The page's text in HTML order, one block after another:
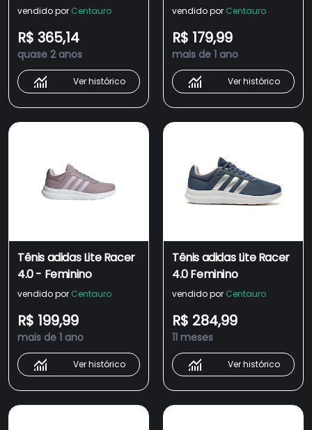
vendido por Centauro
R$ 365,14
quase 2 anos
Ver histórico
vendido por Centauro
R$ 179,99
mais de 1 ano
Ver histórico
Tênis adidas Lite Racer
4.0 - Feminino
vendido por Centauro
R$ 199,99
mais de 1 ano
Ver histórico
Tênis adidas Lite Racer
4.0 Feminino
vendido por Centauro
R$ 284,99
11 meses
Ver histórico